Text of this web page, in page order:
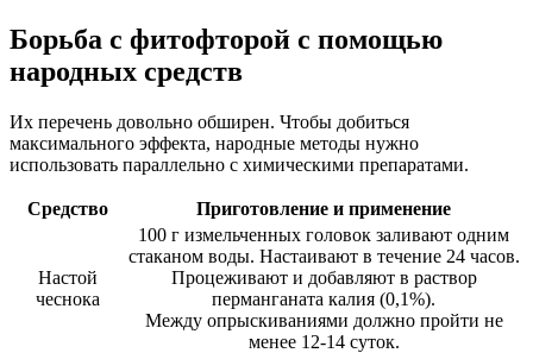
Борьба с фитофторой с помощью
народных средств
Их перечень довольно обширен. Чтобы добиться
максимального эффекта, народные методы нужно
использовать параллельно с химическими препаратами.
Средство Приготовление и применение
Настой
чеснока
100 г измельченных головок заливают одним
стаканом воды. Настаивают в течение 24 часов.
Процеживают и добавляют в раствор
перманганата калия (0,1%).
Между опрыскиваниями должно пройти не
менее 12-14 суток.